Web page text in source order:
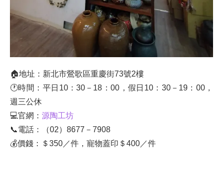
🏠地址：新北市鶯歌區重慶街73號2樓
🕐時間：平日10：30－18：00，假日10：30－19：00，
週三公休
💻官網： 源陶工坊
📞電話：（02）8677－7908
💰價錢：＄350／件，寵物蓋印＄400／件